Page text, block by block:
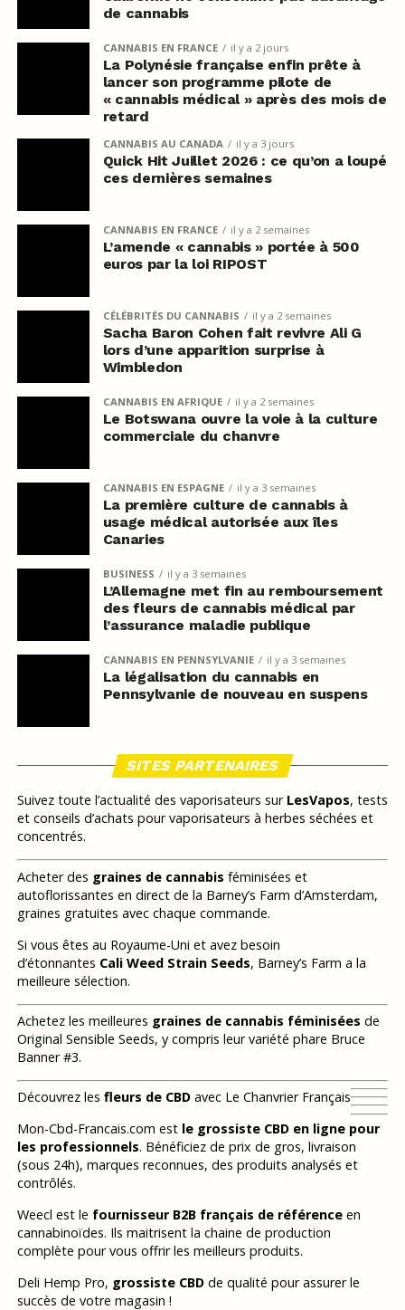
de cannabis
CANNABIS EN FRANCE il y a 2 jours
La Polynésie française enfin prête à
lancer son programme pilote de
« cannabis médical » après des mois de
retard
CANNABIS AU CANADA il y a 3 jours
Quick Hit Juillet 2026 : ce qu’on a loupé
ces dernières semaines
CANNABIS EN FRANCE il y a 2 semaines
L’amende « cannabis » portée à 500
euros par la loi RIPOST
CÉLÉBRITÉS DU CANNABIS il y a 2 semaines
Sacha Baron Cohen fait revivre Ali G
lors d’une apparition surprise à
Wimbledon
CANNABIS EN AFRIQUE il y a 2 semaines
Le Botswana ouvre la voie à la culture
commerciale du chanvre
CANNABIS EN ESPAGNE il y a 3 semaines
La première culture de cannabis à
usage médical autorisée aux îles
Canaries
BUSINESS il y a 3 semaines
L’Allemagne met fin au remboursement
des fleurs de cannabis médical par
l’assurance maladie publique
CANNABIS EN PENNSYLVANIE il y a 3 semaines
La légalisation du cannabis en
Pennsylvanie de nouveau en suspens
SITES PARTENAIRES
Suivez toute l’actualité des vaporisateurs sur LesVapos, tests
et conseils d’achats pour vaporisateurs à herbes séchées et
concentrés.
Acheter des graines de cannabis féminisées et
autoflorissantes en direct de la Barney’s Farm d’Amsterdam,
graines gratuites avec chaque commande.
Si vous êtes au Royaume-Uni et avez besoin
d’étonnantes Cali Weed Strain Seeds, Barney’s Farm a la
meilleure sélection.
Achetez les meilleures graines de cannabis féminisées de
Original Sensible Seeds, y compris leur variété phare Bruce
Banner #3.
Découvrez les fleurs de CBDavec Le Chanvrier Français
Mon-Cbd-Francais.com est le grossiste CBD en ligne pour
les professionnels. Bénéficiez de prix de gros, livraison
(sous 24h), marques reconnues, des produits analysés et
contrôlés.
Weecl est le fournisseur B2B français de référenceen
cannabinoïdes. Ils maitrisent la chaine de production
complète pour vous offrir les meilleurs produits.
Deli Hemp Pro, grossiste CBDde qualité pour assurer le
succès de votre magasin !